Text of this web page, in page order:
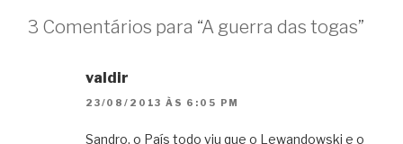
3 Comentários para “A guerra das togas”
valdir
23/08/2013 ÀS 6:05 PM
Sandro, o País todo viu que o Lewandowski e o